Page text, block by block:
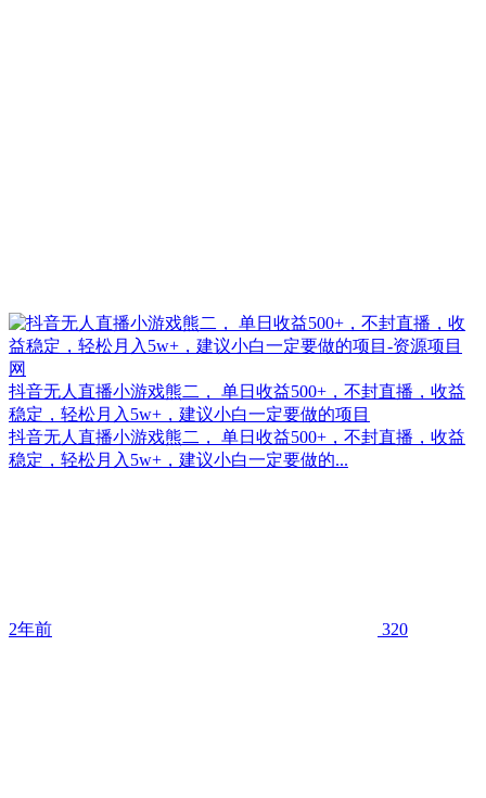
抖音无人直播小游戏熊二， 单日收益500+，不封直播，收益
稳定，轻松月入5w+，建议小白一定要做的项目
抖音无人直播小游戏熊二， 单日收益500+，不封直播，收益
稳定，轻松月入5w+，建议小白一定要做的...
2年前 320